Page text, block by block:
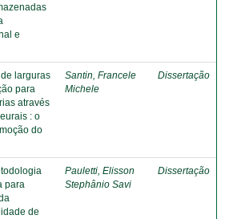
e
larguras
para
através
: o
do
Santin, Francele
Michele
Dissertação
para
de
Pauletti, Elisson
Stephânio Savi
Dissertação